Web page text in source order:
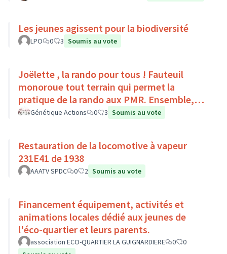
Les jeunes agissent pour la biodiversité
LPO 0 3 Soumis au vote
Joëlette , la rando pour tous ! Fauteuil
monoroue tout terrain qui permet la
pratique de la rando aux PMR. Ensemble,
faisons du sport :)
Génétique Actions 0 3 Soumis au vote
Restauration de la locomotive à vapeur
231E41 de 1938
AAATV SPDC 0 2 Soumis au vote
Financement équipement, activités et
animations locales dédié aux jeunes de
l'éco-quartier et leurs parents.
association ECO-QUARTIER LA GUIGNARDIERE 0
0